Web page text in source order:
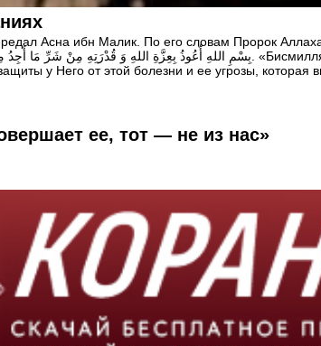
Асна ибн Малик. По его словам Пророк
у Него от этой болезни и ее угрозы, которая
ее, тот — не из нас»